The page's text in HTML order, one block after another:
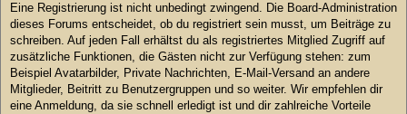
Eine Registrierung ist nicht unbedingt zwingend. Die Board-Administration
dieses Forums entscheidet, ob du registriert sein musst, um Beiträge zu
schreiben. Auf jeden Fall erhältst du als registriertes Mitglied Zugriff auf
zusätzliche Funktionen, die Gästen nicht zur Verfügung stehen: zum
Beispiel Avatarbilder, Private Nachrichten, E-Mail-Versand an andere
Mitglieder, Beitritt zu Benutzergruppen und so weiter. Wir empfehlen dir
eine Anmeldung, da sie schnell erledigt ist und dir zahlreiche Vorteile